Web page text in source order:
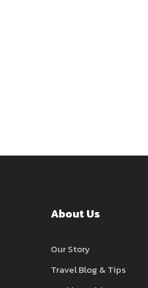
About Us
Our Story
Travel Blog & Tips